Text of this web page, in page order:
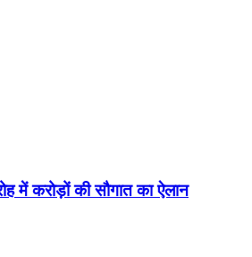
में करोड़ों की सौगात का ऐलान